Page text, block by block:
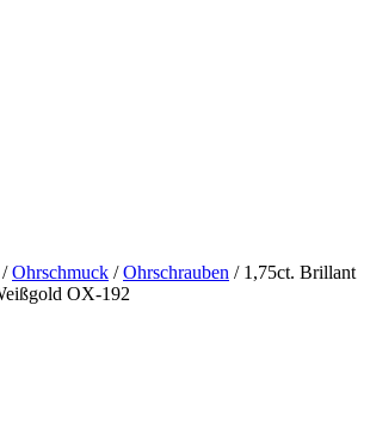
/Ohrschmuck /Ohrschrauben / 1,75ct. Brillant
OX-192